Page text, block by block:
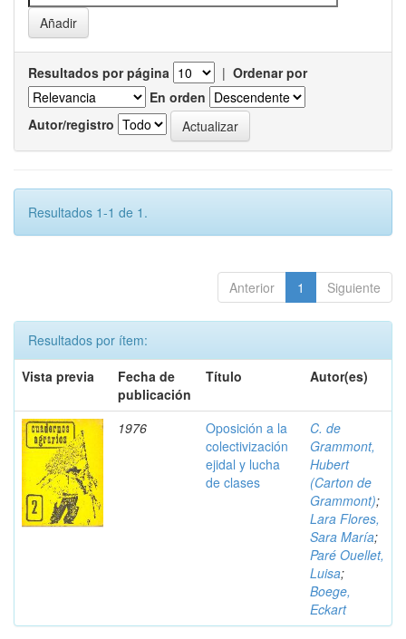
Resultados por página | Ordenar por
En orden
Autor/registro
Resultados 1-1 de 1.
Anterior 1 Siguiente
Resultados por ítem:
Vista previa
Fecha de
publicación
Título Autor(es)
1976
Oposición a la
colectivización
ejidal y lucha
de clases
C. de
Grammont,
Hubert
(Carton de
Grammont);
Lara Flores,
Sara María;
Paré Ouellet,
Luisa;
Boege,
Eckart